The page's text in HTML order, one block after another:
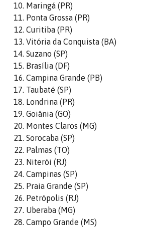
Maringá (PR)
Ponta Grossa (PR)
Curitiba (PR)
Vitória da Conquista (BA)
Suzano (SP)
Brasília (DF)
Campina Grande (PB)
Taubaté (SP)
Londrina (PR)
Goiânia (GO)
Montes Claros (MG)
Sorocaba (SP)
Palmas (TO)
Niterói (RJ)
Campinas (SP)
Praia Grande (SP)
Petrópolis (RJ)
Uberaba (MG)
Campo Grande (MS)